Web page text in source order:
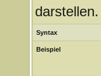
darstellen.
Syntax
Beispiel